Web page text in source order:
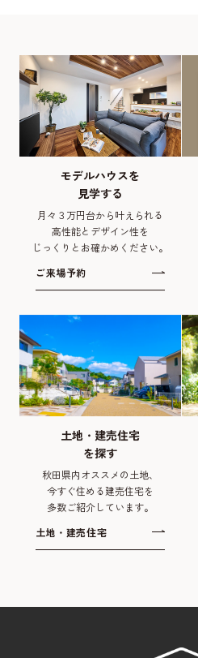
モデルハウスを
見学する
月々３万円台から叶えられる
高性能とデザイン性を
じっくりとお確かめください。
ご来場予約
土地・建売住宅
を探す
秋田県内オススメの土地、
今すぐ住める建売住宅を
多数ご紹介しています。
土地・建売住宅